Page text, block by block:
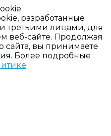
разработанные
третьими лицами, для
веб-сайте. Продолжая
сайта, вы принимаете
Более подробные